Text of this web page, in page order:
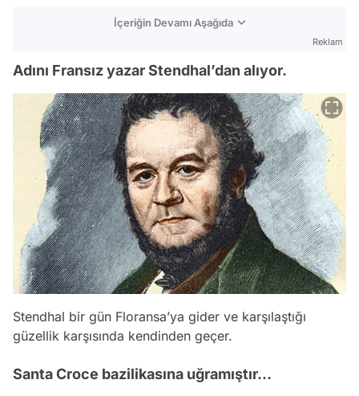
İçeriğin Devamı Aşağıda
Reklam
Adını Fransız yazar Stendhal’dan alıyor.
Stendhal bir gün Floransa’ya gider ve karşılaştığı
güzellik karşısında kendinden geçer.
Santa Croce bazilikasına uğramıştır...